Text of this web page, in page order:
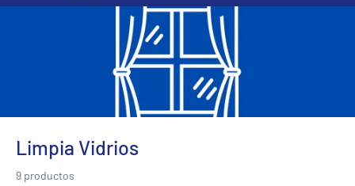
Limpia Vidrios
9 productos